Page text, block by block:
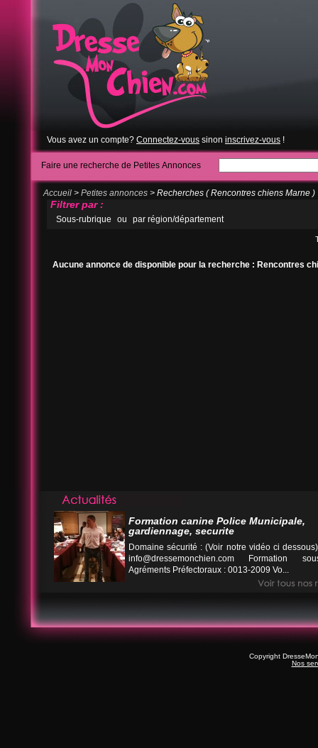
Vous avez un compte? Connectez-vous sinon inscrivez-vous !
Faire une recherche de Petites Annonces
Accueil > Petites annonces > Recherches ( Rencontres chiens Marne )
Filtrer par :
Sous-rubrique ou par région/département
Aucune annonce de disponible pour la recherche : Rencontres
Formation canine Police Municipale,
gardiennage, securite
Domaine sécurité : (Voir notre vidéo ci
info@dressemonchien.com Formation
Agréments Préfectoraux : 0013-2009 Vo...
Copyright
Nos